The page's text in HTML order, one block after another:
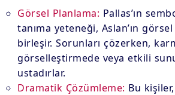
Görsel Planlama: Pallas’ın
tanıma yeteneği, Aslan’ın
birleşir. Sorunları çözerken,
görselleştirmede veya etkili
ustadırlar.
Dramatik Çözümleme: Bu